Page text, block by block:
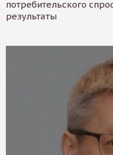
потребительского
результаты